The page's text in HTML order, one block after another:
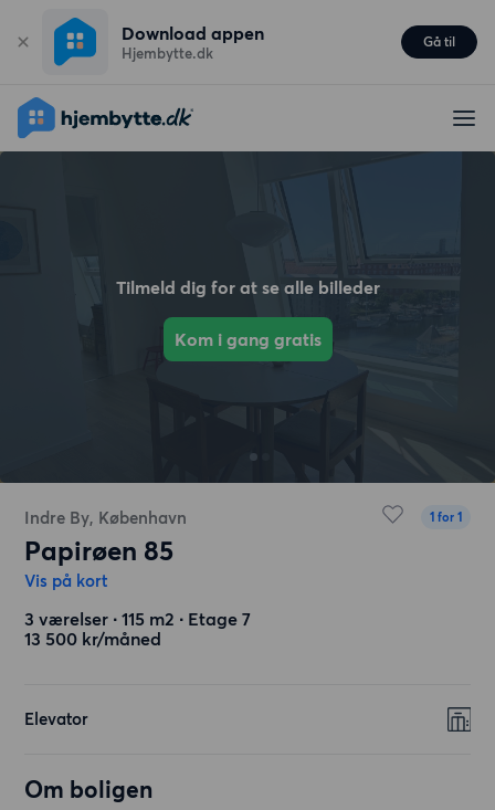
Download appen
Hjembytte.dk
Gå til
Tilmeld dig for at se alle billeder
Kom i gang gratis
Indre By, København 1 for 1
Papirøen 85
Vis på kort
3 værelser ∙ 115 m2 ∙ Etage 7
13 500 kr/måned
Elevator
Om boligen